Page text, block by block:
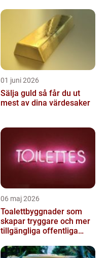
01 juni 2026
Sälja guld så får du ut
mest av dina värdesaker
06 maj 2026
Toalettbyggnader som
skapar tryggare och mer
tillgängliga offentliga